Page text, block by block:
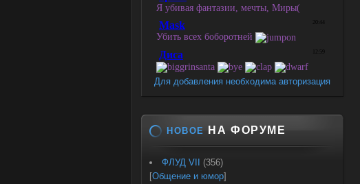
Для добавления необходима авторизация
НОВОЕ НА ФОРУМЕ
ФЛУД VII
(356)
[Общение и юмор]